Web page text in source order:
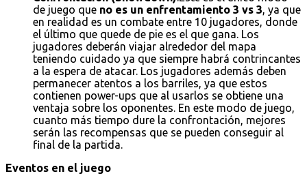
de juego que no es un enfrentamiento 3 vs 3, ya que
en realidad es un combate entre 10 jugadores, donde
el último que quede de pie es el que gana. Los
jugadores deberán viajar alrededor del mapa
teniendo cuidado ya que siempre habrá contrincantes
a la espera de atacar. Los jugadores además deben
permanecer atentos a los barriles, ya que estos
contienen power-ups que al usarlos se obtiene una
ventaja sobre los oponentes. En este modo de juego,
cuanto más tiempo dure la confrontación, mejores
serán las recompensas que se pueden conseguir al
final de la partida.
Eventos en el juego